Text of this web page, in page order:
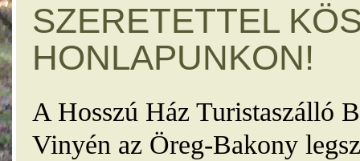
SZERETETTEL
HONLAPUNKON!
A Hosszú Ház Turistaszálló
Vinyén az Öreg-Bakony